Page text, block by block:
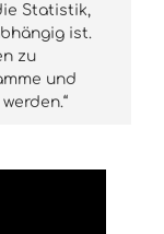
Statistik,
ist.
zu
und